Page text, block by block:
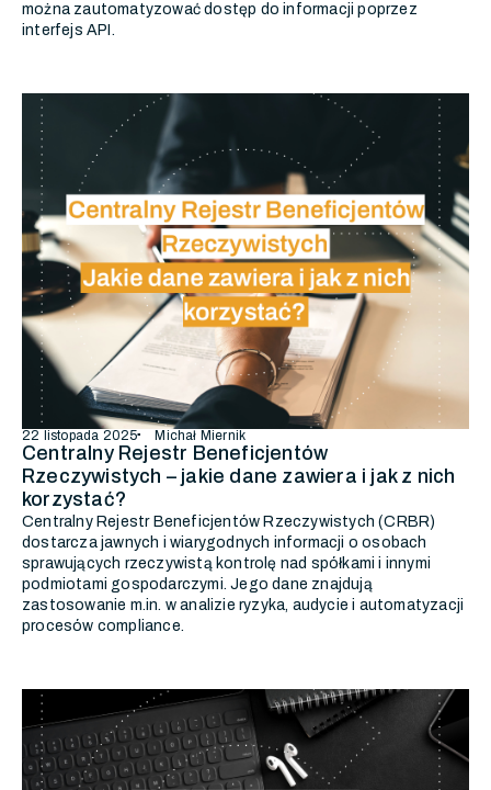
można zautomatyzować dostęp do informacji poprzez
interfejs API.
22 listopada 2025 Michał Miernik
Centralny Rejestr Beneficjentów
Rzeczywistych – jakie dane zawiera i jak z nich
korzystać?
Centralny Rejestr Beneficjentów Rzeczywistych (CRBR)
dostarcza jawnych i wiarygodnych informacji o osobach
sprawujących rzeczywistą kontrolę nad spółkami i innymi
podmiotami gospodarczymi. Jego dane znajdują
zastosowanie m.in. w analizie ryzyka, audycie i automatyzacji
procesów compliance.